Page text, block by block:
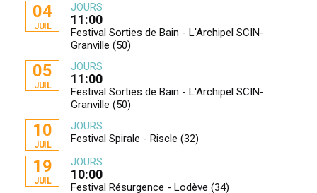
04
JUIL
JOURS
11:00
Festival Sorties de Bain - L'Archipel SCIN-
Granville (50)
05
JUIL
JOURS
11:00
Festival Sorties de Bain - L'Archipel SCIN-
Granville (50)
10
JUIL
JOURS
Festival Spirale - Riscle (32)
19
JUIL
JOURS
10:00
Festival Résurgence - Lodève (34)